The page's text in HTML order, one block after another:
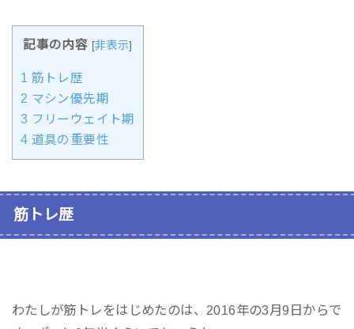
記事の内容 [非表示]
1 筋トレ歴
2 マシン優先期
3 フリーウェイト期
4 道具の重要性
筋トレ歴
わたしが筋トレをはじめたのは、2016年の3月9日からで